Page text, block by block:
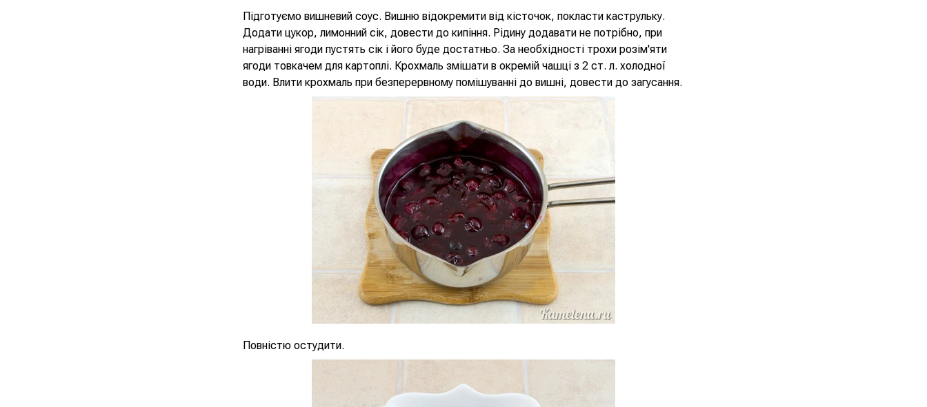
Підготуємо вишневий соус. Вишню відокремити від кісточок, покласти каструльку.
Додати цукор, лимонний сік, довести до кипіння. Рідину додавати не потрібно, при
нагріванні ягоди пустять сік і його буде достатньо. За необхідності трохи розім'яти
ягоди товкачем для картоплі. Крохмаль змішати в окремій чашці з 2 ст. л. холодної
води. Влити крохмаль при безперервному помішуванні до вишні, довести до загусання.
Повністю остудити.